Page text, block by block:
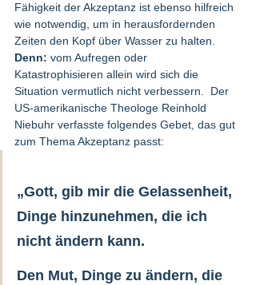
Fähigkeit der Akzeptanz ist ebenso hilfreich
wie notwendig, um in herausfordernden
Denn: vom Aufregen oder
Katastrophisieren allein wird sich die
Situation vermutlich nicht verbessern.  Der
US-amerikanische Theologe Reinhold
Niebuhr verfasste folgendes Gebet, das gut
„Gott, gib mir die Gelassenheit,
Dinge hinzunehmen, die ich
nicht ändern kann.
Den Mut, Dinge zu ändern, die